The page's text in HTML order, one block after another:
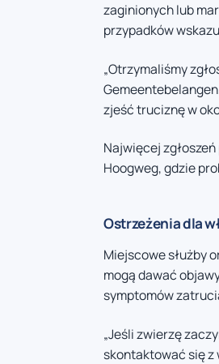
zaginionych lub
przypadków
„Otrzymaliśmy
zjeść truciznę w
Najwięcej
Hoogweg, gdzie
Ostrzeżenia dla
Miejscowe służby
mogą dawać
symptomów
„Jeśli zwierzę
skontaktować się z